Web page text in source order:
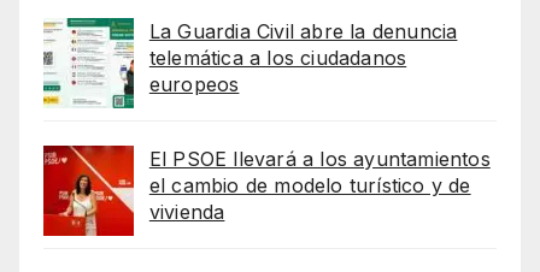
La Guardia Civil abre la denuncia
telemática a los ciudadanos
europeos
El PSOE llevará a los ayuntamientos
el cambio de modelo turístico y de
vivienda